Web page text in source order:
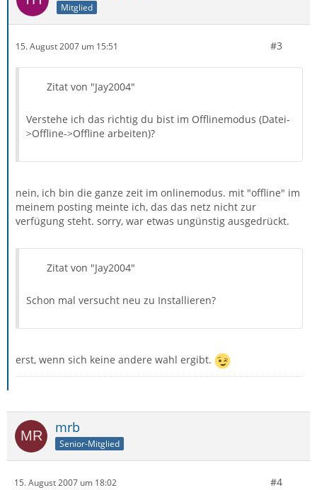
Mitglied
15. August 2007 um 15:51 #3
Zitat von "Jay2004"
Verstehe ich das richtig du bist im Offlinemodus (Datei-
>Offline->Offline arbeiten)?
nein, ich bin die ganze zeit im onlinemodus. mit "offline" im
meinem posting meinte ich, das das netz nicht zur
verfügung steht. sorry, war etwas ungünstig ausgedrückt.
Zitat von "Jay2004"
Schon mal versucht neu zu Installieren?
erst, wenn sich keine andere wahl ergibt.
mrb
Senior-Mitglied
15. August 2007 um 18:02 #4